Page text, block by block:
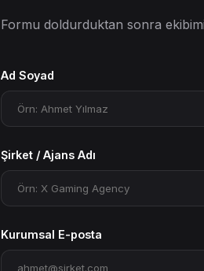
Formu doldurduktan sonra
Ad Soyad
Şirket / Ajans Adı
Kurumsal E-posta